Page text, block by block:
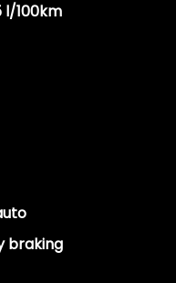
l/100km
braking